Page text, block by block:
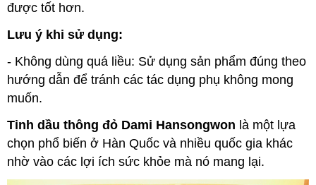
được tốt hơn.
Lưu ý khi sử dụng:
- Không dùng quá liều: Sử dụng sản phẩm đúng theo
hướng dẫn để tránh các tác dụng phụ không mong
muốn.
Tinh dầu thông đỏ Dami Hansongwon là một lựa
chọn phổ biến ở Hàn Quốc và nhiều quốc gia khác
nhờ vào các lợi ích sức khỏe mà nó mang lại.